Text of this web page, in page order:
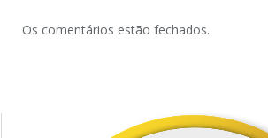
Os comentários estão fechados.